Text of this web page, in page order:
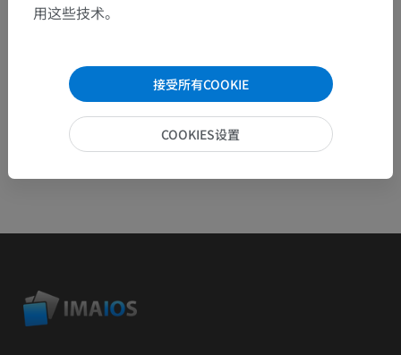
下载APP
用这些技术。
接受所有COOKIE
COOKIES设置